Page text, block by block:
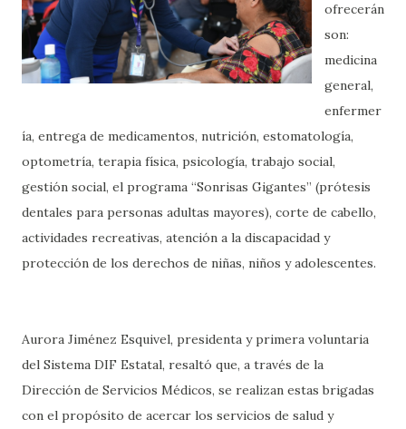
ofrecerán
son:
medicina
general,
enfermer
ía, entrega de medicamentos, nutrición, estomatología,
optometría, terapia física, psicología, trabajo social,
gestión social, el programa “Sonrisas Gigantes” (prótesis
dentales para personas adultas mayores), corte de cabello,
actividades recreativas, atención a la discapacidad y
protección de los derechos de niñas, niños y adolescentes.
Aurora Jiménez Esquivel, presidenta y primera voluntaria
del Sistema DIF Estatal, resaltó que, a través de la
Dirección de Servicios Médicos, se realizan estas brigadas
con el propósito de acercar los servicios de salud y